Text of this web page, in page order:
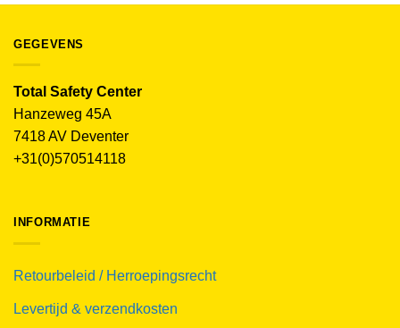
GEGEVENS
Total Safety Center
Hanzeweg 45A
7418 AV Deventer
+31(0)570514118
INFORMATIE
Retourbeleid / Herroepingsrecht
Levertijd & verzendkosten